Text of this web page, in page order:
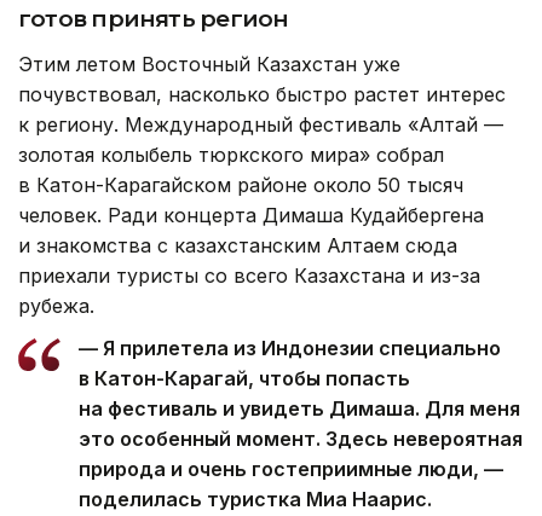
готов принять регион
Этим летом Восточный Казахстан уже
почувствовал, насколько быстро растет интерес
к региону. Международный фестиваль «Алтай —
золотая колыбель тюркского мира» собрал
в Катон-Карагайском районе около 50 тысяч
человек. Ради концерта Димаша Кудайбергена
и знакомства с казахстанским Алтаем сюда
приехали туристы со всего Казахстана и из-за
рубежа.
— Я прилетела из Индонезии специально
в Катон-Карагай, чтобы попасть
на фестиваль и увидеть Димаша. Для меня
это особенный момент. Здесь невероятная
природа и очень гостеприимные люди, —
поделилась туристка Миа Наарис.